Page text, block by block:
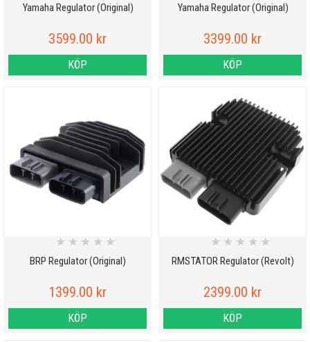
Yamaha Regulator (Original)
3599.00 kr
KÖP
Yamaha Regulator (Original)
3399.00 kr
KÖP
BRP Regulator (Original)
★ ★ ★ ★ ★
1399.00 kr
KÖP
RMSTATOR Regulator (Revolt)
★ ★ ★ ★ ★
2399.00 kr
KÖP